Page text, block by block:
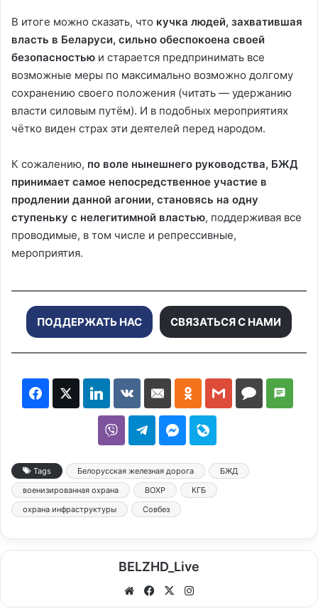
В итоге можно сказать, что кучка людей, захватившая
власть в Беларуси, сильно обеспокоена своей
безопасностью и старается предпринимать все
возможные меры по максимально возможно долгому
сохранению своего положения (читать — удержанию
власти силовым путём). И в подобных мероприятиях
чётко виден страх эти деятелей перед народом.
К сожалению, по воле нынешнего руководства, БЖД
принимает самое непосредственное участие в
продлении данной агонии, становясь на одну
ступеньку с нелегитимной властью, поддерживая все
проводимые, в том числе и репрессивные,
мероприятия.
ПОДДЕРЖАТЬ НАС СВЯЗАТЬСЯ С НАМИ
Tags Белорусская железная дорога
БЖД
военизированная охрана
ВОХР
КГБ
охрана инфраструктуры
Совбез
BELZHD_Live
We
bsi
Fa
ce
X
tag